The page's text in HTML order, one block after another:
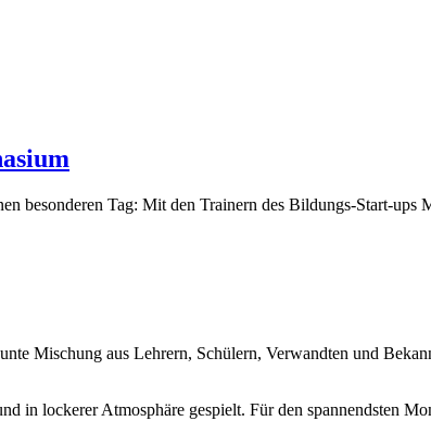
besonderen Tag: Mit den Trainern des
Mischung aus Lehrern, Schülern, Verwandten und
in lockerer Atmosphäre gespielt. Für den spannendsten